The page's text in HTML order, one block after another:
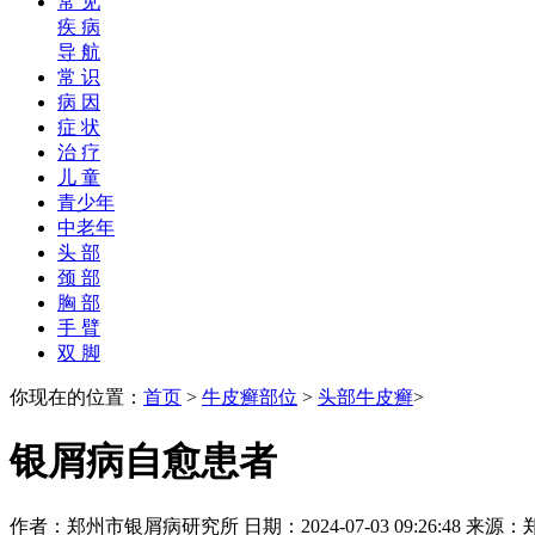
疾 病
导 航
常 识
病 因
症 状
治 疗
儿 童
青少年
中老年
头 部
颈 部
胸 部
手 臂
双 脚
你现在的位置： 首页 > 牛皮癣部位 > 头部牛皮癣>
银屑病自愈患者
作者：郑州市银屑病研究所 日期：2024-07-03 09:26:48 来源：